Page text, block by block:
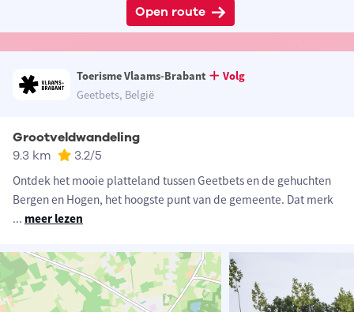
Open route
Toerisme Vlaams-Brabant
Volg
Geetbets, België
Grootveldwandeling
9.3 km 3.2/5
Ontdek het mooie platteland tussen Geetbets en de gehuchten
Bergen en Hogen, het hoogste punt van de gemeente. Dat merk
... meer lezen